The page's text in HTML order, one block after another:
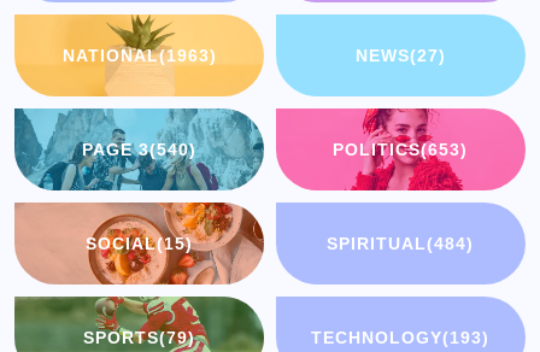
NATIONAL(1963) NEWS(27)
PAGE 3(540) POLITICS(653)
SOCIAL(15) SPIRITUAL(484)
SPORTS(79) TECHNOLOGY(193)